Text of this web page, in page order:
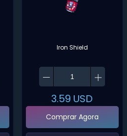
Iron Shield
3.59 USD
Comprar Agora